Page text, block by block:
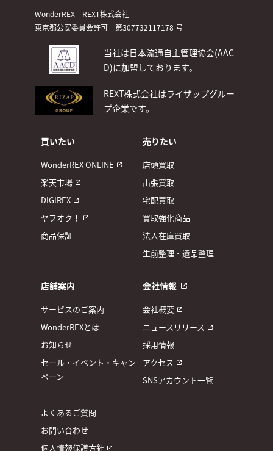
WonderREX REXT株式会社
東京都公安委員会許可 第307732117178 号
当社は日本流通自主管理協会(AAC
D)に加盟しております。
REXT株式会社はライザップグルー
プ企業です。
買いたい
WonderREX ONLINE
楽天市場
DIGIREX
ヤフオク！
商品保証
売りたい
店頭買取
出張買取
宅配買取
買取強化商品
法人在庫買取
生前整理・遺品整理
店舗案内
サービスのご案内
WonderREXとは
お知らせ
セール・イベント・キャン
ペーン
会社情報
会社概要
ニュースリリース
採用情報
アクセス
SNSアカウント一覧
よくあるご質問
お問い合わせ
個人情報保護方針